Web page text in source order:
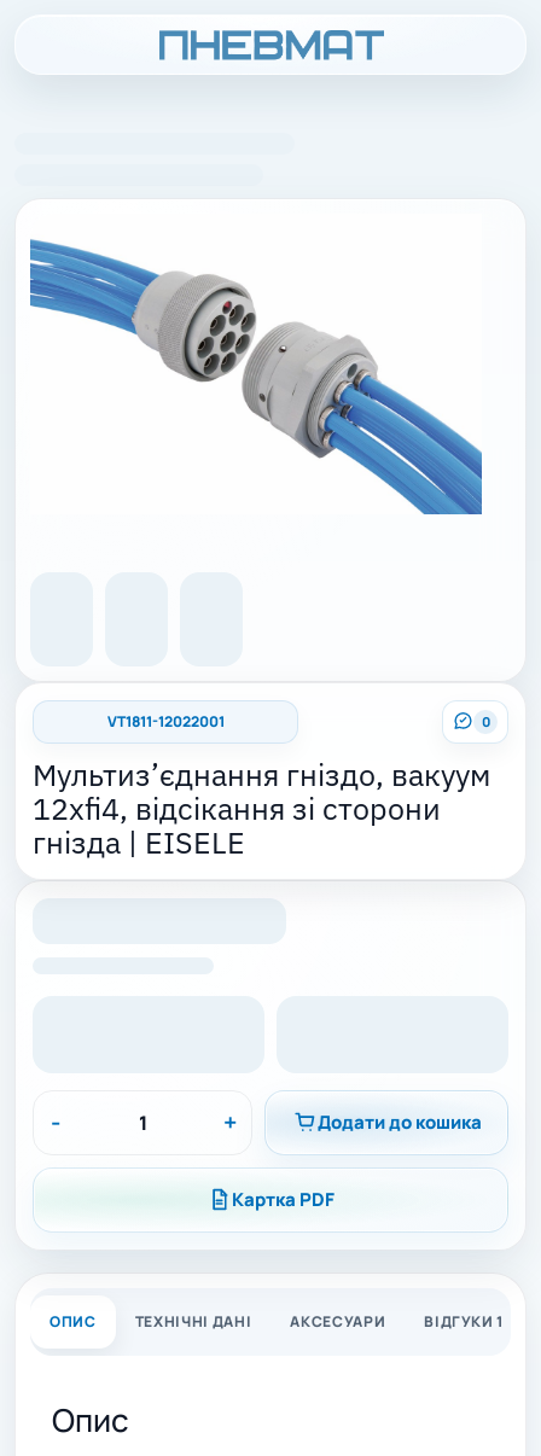
0
VT1811-12022001
Мультиз’єднання гніздо, вакуум
12xfi4, відсікання зі сторони
гнізда | EISELE
- + Додати до кошика
Картка PDF
ОПИС ТЕХНІЧНІ ДАНІ АКСЕСУАРИ ВІДГУКИ 1
Опис